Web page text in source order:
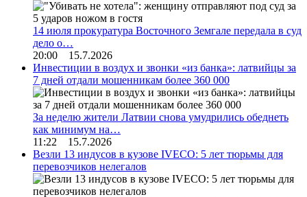
14 июля прокуратура Восточного Земгале передала в суд
дело о…
20:00 15.7.2026
Инвестиции в воздух и звонки «из банка»: латвийцы за
7 дней отдали мошенникам более 360 000
За неделю жители Латвии снова умудрились обеднеть
как минимум на…
11:22 15.7.2026
Везли 13 индусов в кузове IVECO: 5 лет тюрьмы для
перевозчиков нелегалов